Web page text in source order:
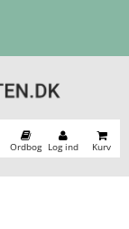
Ordbog Log ind Kurv